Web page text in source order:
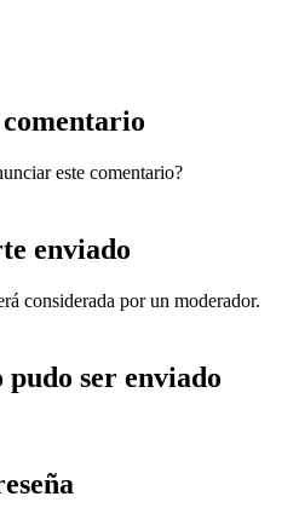
este comentario?
enviado
considerada por un moderador.
ser enviado